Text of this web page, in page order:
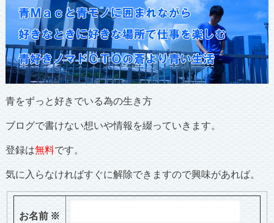
青をずっと好きでいる為の生き方
ブログで書けない想いや情報を綴っていきます。
登録は無料です。
気に入らなければすぐに解除できますので興味があれば。
お名前 ※